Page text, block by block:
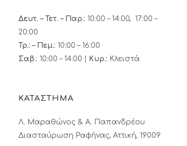
Δευτ. – Τετ. – Παρ.: 10:00 – 14:00, 17:00 –
20:00
Τρ.: – Πεμ.: 10:00 – 16:00
Σαβ.: 10:00 – 14:00 | Κυρ.: Κλειστά
ΚΑΤΑΣΤΗΜΑ
Λ. Μαραθώνος & A. Παπανδρέου
Διασταύρωση Ραφήνας, Αττική, 19009